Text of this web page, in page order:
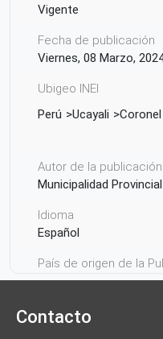
Vigente
Fecha de publicación
Viernes, 08 Marzo,
Ubigeo INEI
Perú
Ucayali
Autor de la
Municipalidad
Idioma
Español
País de origen de la
Perú
Contacto